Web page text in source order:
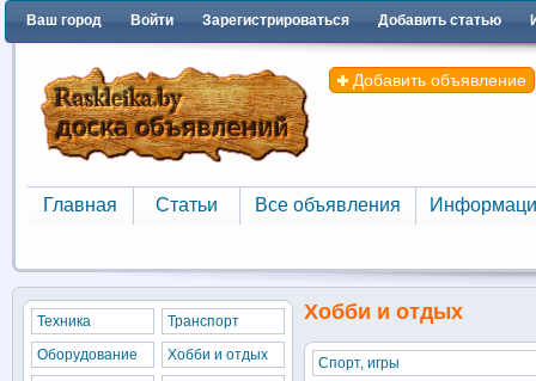
Ваш город Войти Зарегистрироваться Добавить статью
Добавить объявление
Главная
Главная
Статьи
Статьи
Все объявления
Все объявления
Хобби и отдых
Спорт, игры
Техника
Транспорт
Оборудование
Хобби и отдых